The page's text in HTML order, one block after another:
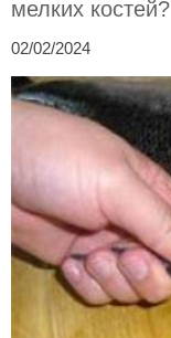
мелких костей?
02/02/2024